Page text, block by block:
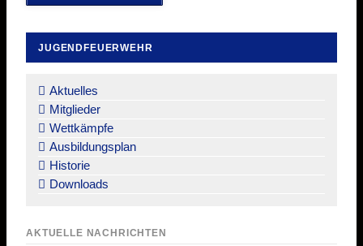
JUGENDFEUERWEHR
überspringen
Aktuelles
Mitglieder
Wettkämpfe
Ausbildungsplan
Historie
Downloads
AKTUELLE NACHRICHTEN